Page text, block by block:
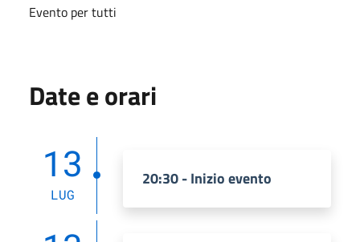
Evento per tutti
Date e orari
13
LUG
20:30 - Inizio evento